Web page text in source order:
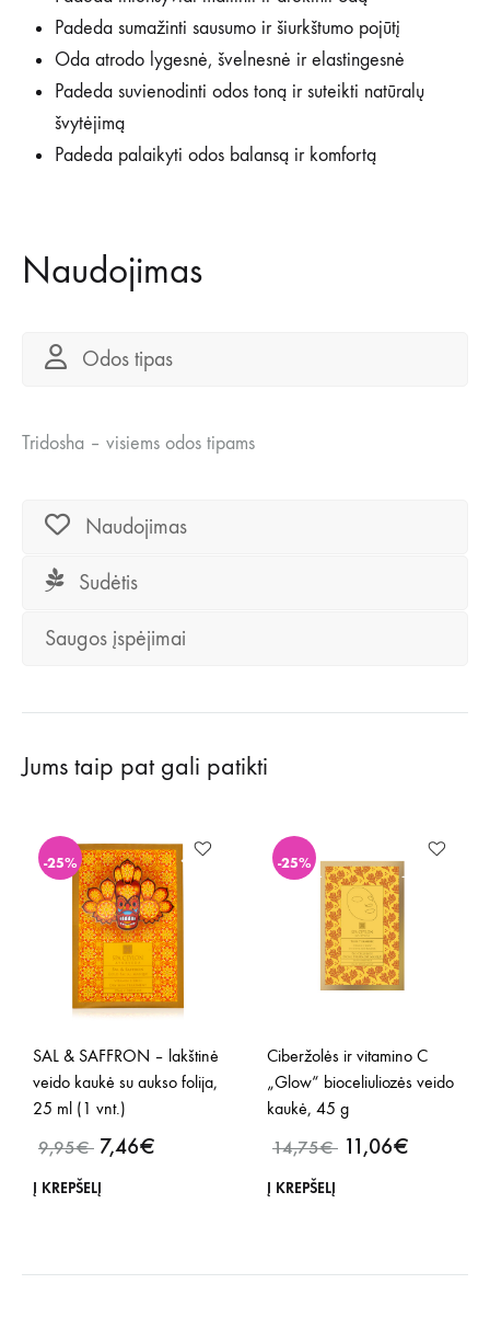
Padeda sumažinti sausumo ir šiurkštumo pojūtį
Oda atrodo lygesnė, švelnesnė ir elastingesnė
Padeda suvienodinti odos toną ir suteikti natūralų
švytėjimą
Padeda palaikyti odos balansą ir komfortą
Naudojimas
Odos tipas
Tridosha – visiems odos tipams
Naudojimas
Sudėtis
Saugos įspėjimai
Jums taip pat gali patikti
-25%
SAL & SAFFRON – lakštinė
veido kaukė su aukso folija,
25 ml (1 vnt.)
9,95€ 7,46€
Į KREPŠELĮ
-25%
Ciberžolės ir vitamino C
„Glow“ bioceliuliozės veido
kaukė, 45 g
14,75€ 11,06€
Į KREPŠELĮ